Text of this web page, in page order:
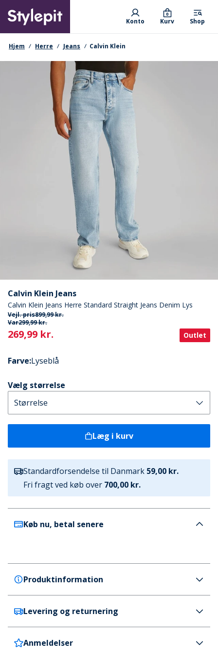
main
content
Primary departments
Konto Kurv
0
Shop
navigationssti
Hjem Herre Jeans Calvin Klein
Calvin Klein Jeans
Calvin Klein Jeans Herre Standard Straight Jeans Denim Lys
Vejl. pris899,99 kr.
Var299,99 kr.
Current
269,99 kr. Outlet
Farve:Lyseblå
Vælg størrelse
Læg i kurv
Standardforsendelse til Danmark 59,00 kr.
Fri fragt ved køb over 700,00 kr.
Køb nu, betal senere
Produktinformation
Calvin Klein Jeans
Calvin Klein Jeans Herre Standard Straight Jeans
Denim Lys
Farve
Levering og returnering
Danmark
59 kr. (700 kr.+ GRATIS)
Anmeldelser